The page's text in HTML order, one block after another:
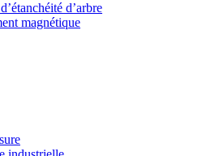
d’arbre
magnétique